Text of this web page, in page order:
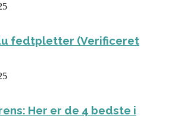
fedtpletter (Verificeret
Her er de 4 bedste i